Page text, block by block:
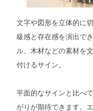
文字や図形を立体的に
級感と存在感を演出で
ル、木材などの素材を
付けるサイン。
平面的なサインと比べ
がりが期待できます。